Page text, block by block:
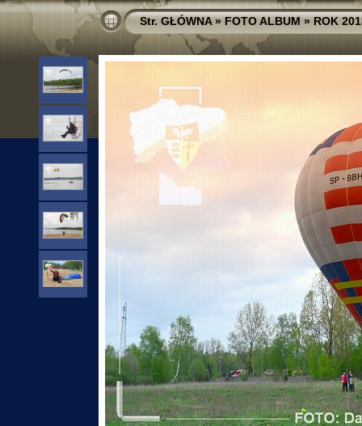
Str. GŁÓWNA»FOTO ALBUM»ROK